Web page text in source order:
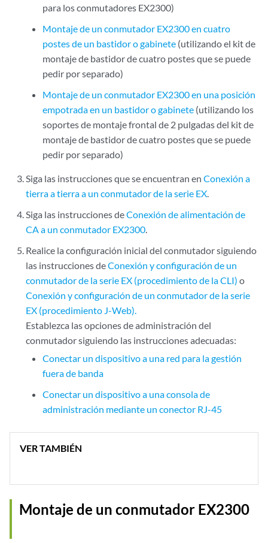
para los conmutadores EX2300)
Montaje de un conmutador EX2300 en cuatro
postes de un bastidor o gabinete(utilizando el kit de
montaje de bastidor de cuatro postes que se puede
pedir por separado)
Montaje de un conmutador EX2300 en una posición
empotrada en un bastidor o gabinete(utilizando los
soportes de montaje frontal de 2 pulgadas del kit de
montaje de bastidor de cuatro postes que se puede
pedir por separado)
Siga las instrucciones que se encuentran enConexión a
tierra a tierra a un conmutador de la serie EX.
Siga las instrucciones deConexión de alimentación de
CA a un conmutador EX2300.
Realice la configuración inicial del conmutador siguiendo
las instrucciones deConexión y configuración de un
conmutador de la serie EX (procedimiento de la CLI) o
Conexión y configuración de un conmutador de la serie
EX (procedimiento J-Web).
Establezca las opciones de administración del
conmutador siguiendo las instrucciones adecuadas:
Conectar un dispositivo a una red para la gestión
fuera de banda
Conectar un dispositivo a una consola de
administración mediante un conector RJ-45
VER TAMBIÉN
Montaje de un conmutador EX2300